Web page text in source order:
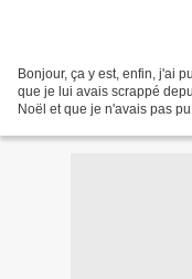
Bonjour, ça y est, enfin, j'ai
que je lui avais scrappé
Noël et que je n'avais pas